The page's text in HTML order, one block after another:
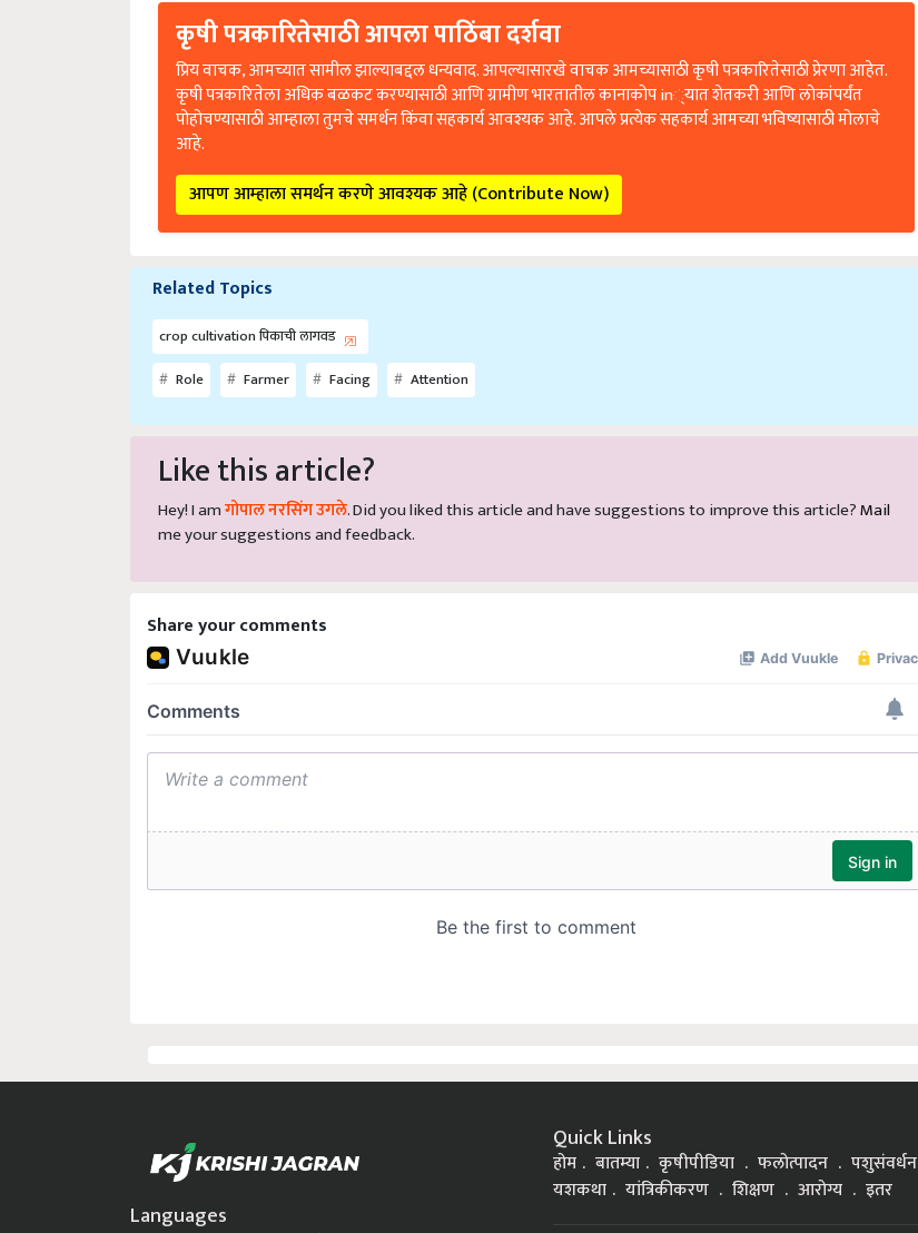
कृषी पत्रकारितेसाठी आपला पाठिंबा दर्शवा
प्रिय वाचक, आमच्यात सामील झाल्याबद्दल धन्यवाद. आपल्यासारखे वाचक आमच्यासाठी कृषी पत्रकारितेसाठी प्रेरणा आहेत.
कृषी पत्रकारितेला अधिक बळकट करण्यासाठी आणि ग्रामीण भारतातील कानाकोप in्यात शेतकरी आणि लोकांपर्यंत
पोहोचण्यासाठी आम्हाला तुमचे समर्थन किंवा सहकार्य आवश्यक आहे. आपले प्रत्येक सहकार्य आमच्या भविष्यासाठी मोलाचे
आहे.
आपण आम्हाला समर्थन करणे आवश्यक आहे (Contribute Now)
Related Topics
crop cultivation पिकाची लागवड
Role
Farmer Facing Attention
Like this article?
Hey! I am गोपाल नरसिंग उगले . Did you liked this article and have suggestions to improve this article? Mail
me your suggestions and feedback.
Share your comments
Languages
Quick Links
होम बातम्या कृषीपीडिया फलोत्पादन पशुसंवर्धन
यशकथा
यांत्रिकीकरण शिक्षण आरोग्य इतर